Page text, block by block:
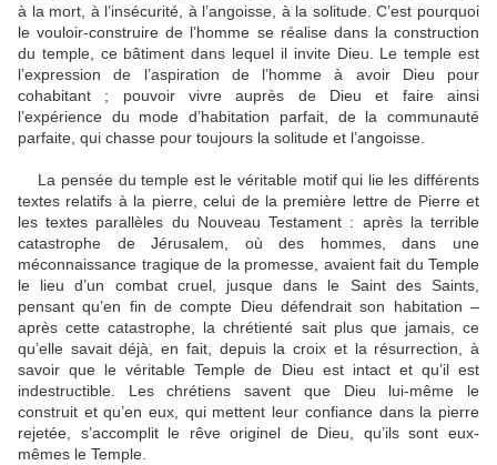
à la mort, à l’insécurité, à l’angoisse, à la solitude. C’est pourquoi
le vouloir-construire de l’homme se réalise dans la construction
du temple, ce bâtiment dans lequel il invite Dieu. Le temple est
l’expression de l’aspiration de l’homme à avoir Dieu pour
cohabitant ; pouvoir vivre auprès de Dieu et faire ainsi
l’expérience du mode d’habitation parfait, de la communauté
parfaite, qui chasse pour toujours la solitude et l’angoisse.
La pensée du temple est le véritable motif qui lie les différents
textes relatifs à la pierre, celui de la première lettre de Pierre et
les textes parallèles du Nouveau Testament : après la terrible
catastrophe de Jérusalem, où des hommes, dans une
méconnaissance tragique de la promesse, avaient fait du Temple
le lieu d’un combat cruel, jusque dans le Saint des Saints,
pensant qu’en fin de compte Dieu défendrait son habitation –
après cette catastrophe, la chrétienté sait plus que jamais, ce
qu’elle savait déjà, en fait, depuis la croix et la résurrection, à
savoir que le véritable Temple de Dieu est intact et qu’il est
indestructible. Les chrétiens savent que Dieu lui-même le
construit et qu’en eux, qui mettent leur confiance dans la pierre
rejetée, s’accomplit le rêve originel de Dieu, qu’ils sont eux-
mêmes le Temple.